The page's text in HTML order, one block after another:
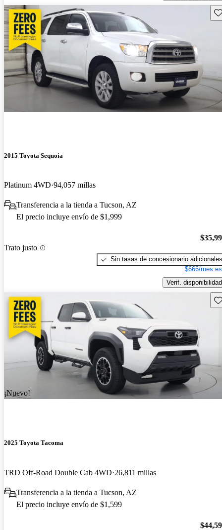
2015 Toyota Sequoia
Platinum 4WD 94,057 millas
Transferencia a la tienda a Tucson, AZ
El precio incluye envío de $1,999
Trato justo
Sin tasas de concesionario adicionales
$666/mes
Verif. disponibilidad
¡Nuevo!
2025 Toyota Tacoma
TRD Off-Road Double Cab 4WD 26,811 millas
Transferencia a la tienda a Tucson, AZ
El precio incluye envío de $1,599